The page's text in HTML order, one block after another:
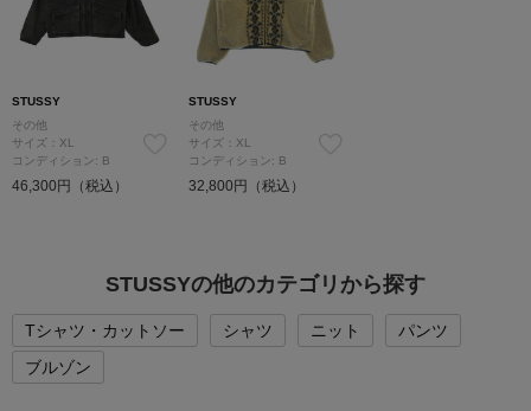
STUSSY
その他
サイズ：XL
コンディション: B
46,300円（税込）
STUSSY
その他
サイズ：XL
コンディション: B
32,800円（税込）
STUSSYの他のカテゴリから探す
Tシャツ・カットソー シャツ ニット
パンツ
ブルゾン